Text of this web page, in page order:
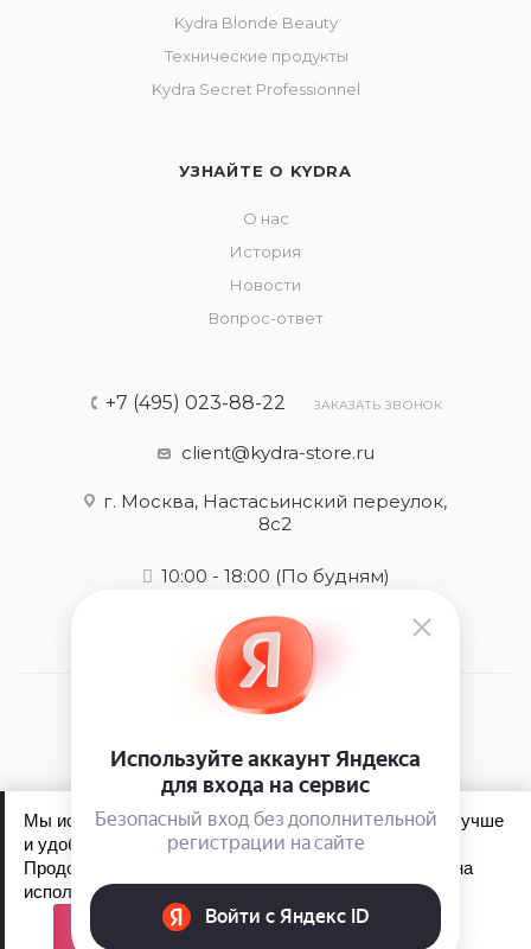
Kydra Blonde Beauty
Технические продукты
Kydra Secret Professionnel
УЗНАЙТЕ О KYDRA
О нас
История
Новости
Вопрос-ответ
+7 (495) 023-88-22 ЗАКАЗАТЬ ЗВОНОК
client@kydra-store.ru
г. Москва, Настасьинский переулок,
8с2
10:00 - 18:00 (По будням)
2026 © kydra-store.ru - интернет-магазин
Обработка персональных данных
Политика конфиденциальности
Мы используем файлы cookie, чтобы сайт работал лучше
и удобнее для вас.
Продолжая пользоваться сайтом, вы соглашаетесь на
использование файлов cookie.
Принять